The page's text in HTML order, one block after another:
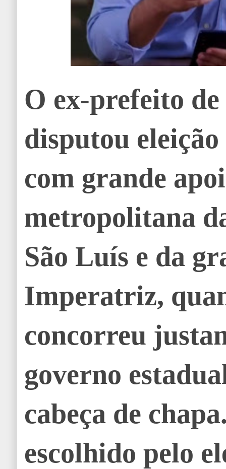
O ex-prefeito
disputou eleição
com grande
metropolitana
São Luís e da
Imperatriz,
concorreu
governo
cabeça de
escolhido pelo